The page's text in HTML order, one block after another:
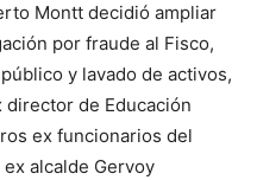
Montt decidió ampliar
por fraude al Fisco,
y lavado de activos,
de Educación
ex funcionarios del
alcalde Gervoy